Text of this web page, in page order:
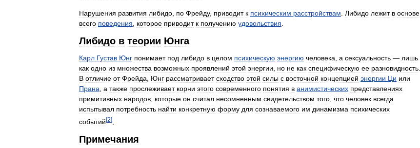
Нарушения развития либидо по Фрейду, приводит к психическим расстройствам Либидо лежит в основе
всего поведения которое приводит к получению удовольствия
Либидо в теории Юнга
Карл Густав Юнг понимает под либидо в целом психическую энергию человека а сексуальность — лишь
как одно из множества возможных проявлений этой энергии но не как специфическую ее разновидность
В отличие от Фрейда Юнг рассматривает сходство этой силы с восточной концепцией энергии Ци или
Прана а также прослеживает корни этого современного понятия в анимистических представлениях
примитивных народов которые он считал несомненным свидетельством того что человек всегда
испытывал потребность найти конкретную форму для сознаваемого им динамизма психических
событий[2]
Примечания